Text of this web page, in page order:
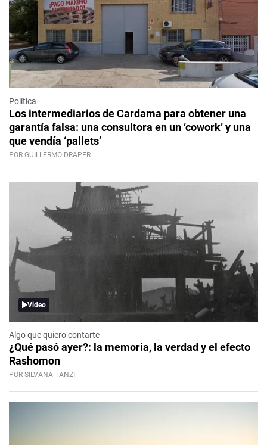
Política
Los intermediarios de Cardama para obtener una
garantía falsa: una consultora en un ‘cowork’ y una
que vendía ‘pallets’
POR GUILLERMO DRAPER
Video
Algo que quiero contarte
¿Qué pasó ayer?: la memoria, la verdad y el efecto
Rashomon
POR SILVANA TANZI